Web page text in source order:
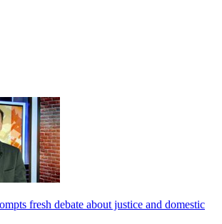
fresh debate about justice and domestic